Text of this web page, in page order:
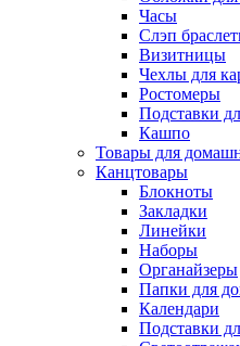
Часы
Слэп
Визитницы
Чехлы для
Ростомеры
Подставки
Кашпо
Товары для
Канцтовары
Блокноты
Закладки
Линейки
Наборы
Органайзеры
Папки для
Календари
Подставки